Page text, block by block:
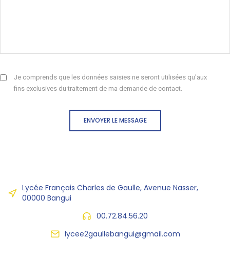
Je comprends que les données saisies ne seront utilisées qu'aux
fins exclusives du traitement de ma demande de contact.
ENVOYER LE MESSAGE
Lycée Français Charles de Gaulle, Avenue Nasser,
00000 Bangui
00.72.84.56.20
lycee2gaullebangui@gmail.com